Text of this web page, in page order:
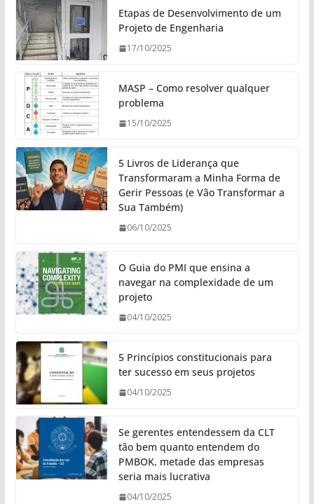
Etapas de Desenvolvimento de um
Projeto de Engenharia
17/10/2025
MASP – Como resolver qualquer
problema
15/10/2025
5 Livros de Liderança que
Transformaram a Minha Forma de
Gerir Pessoas (e Vão Transformar a
Sua Também)
06/10/2025
O Guia do PMI que ensina a
navegar na complexidade de um
projeto
04/10/2025
5 Princípios constitucionais para
ter sucesso em seus projetos
04/10/2025
Se gerentes entendessem da CLT
tão bem quanto entendem do
PMBOK, metade das empresas
seria mais lucrativa
04/10/2025